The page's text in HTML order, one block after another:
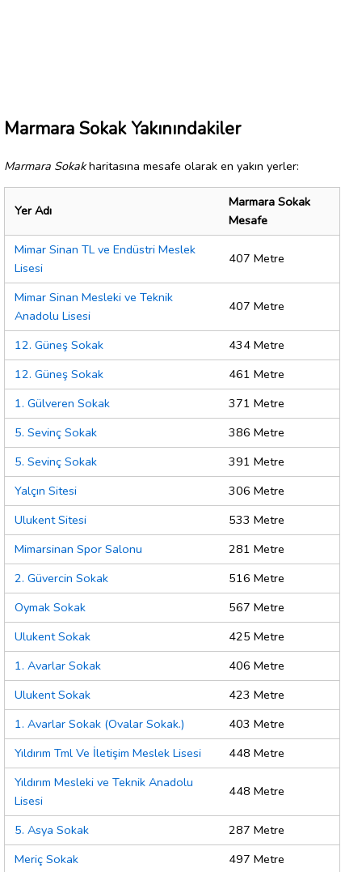
Marmara Sokak Yakınındakiler
Marmara Sokakharitasına mesafe olarak en yakın yerler:
Yer Adı
Marmara Sokak
Mesafe
Mimar Sinan TL ve Endüstri Meslek
Lisesi
407 Metre
Mimar Sinan Mesleki ve Teknik
Anadolu Lisesi
407 Metre
12. Güneş Sokak
434 Metre
12. Güneş Sokak
461 Metre
1. Gülveren Sokak
371 Metre
5. Sevinç Sokak
386 Metre
5. Sevinç Sokak
391 Metre
Yalçın Sitesi
306 Metre
Ulukent Sitesi
533 Metre
Mimarsinan Spor Salonu
281 Metre
2. Güvercin Sokak
516 Metre
Oymak Sokak
567 Metre
Ulukent Sokak
425 Metre
1. Avarlar Sokak
406 Metre
Ulukent Sokak
423 Metre
1. Avarlar Sokak (Ovalar Sokak.)
403 Metre
Yıldırım Tml Ve İletişim Meslek Lisesi
448 Metre
Yıldırım Mesleki ve Teknik Anadolu
Lisesi
448 Metre
5. Asya Sokak
287 Metre
Meriç Sokak
497 Metre